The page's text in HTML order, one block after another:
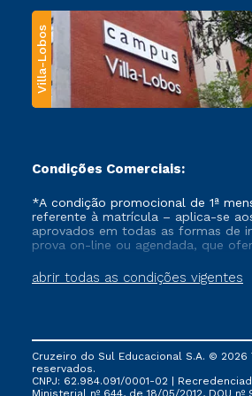
Villa-Lobos
Condições Comerciais:
abrir todas as condições vigentes
*A condição promocional de 1ª
referente à matrícula – aplica-se
aprovados em todas as formas de
prova on-line ou agendada, que
vigente, que ainda não tenham
tenham cancelado ou trancado sua
via FIES, Prouni e outros
não se acumula com nenhuma
ofertada pela Instituição.
Cruzeiro do Sul Educacional S.A. ©
reservados.
CNPJ: 62.984.091/0001-02 |
Ministerial nº 644, de 18/05/2012, DOU nº